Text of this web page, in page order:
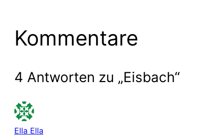
Kommentare
4 Antworten zu „Eisbach“
Ella Ella